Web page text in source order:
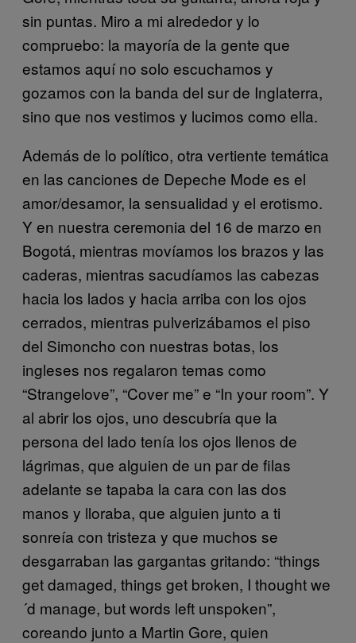
sin puntas. Miro a mi alrededor y lo
compruebo: la mayoría de la gente que
estamos aquí no solo escuchamos y
gozamos con la banda del sur de Inglaterra,
sino que nos vestimos y lucimos como ella.
Además de lo político, otra vertiente temática
en las canciones de Depeche Mode es el
amor/desamor, la sensualidad y el erotismo.
Y en nuestra ceremonia del 16 de marzo en
Bogotá, mientras movíamos los brazos y las
caderas, mientras sacudíamos las cabezas
hacia los lados y hacia arriba con los ojos
cerrados, mientras pulverizábamos el piso
del Simoncho con nuestras botas, los
ingleses nos regalaron temas como
“Strangelove”, “Cover me” e “In your room”. Y
al abrir los ojos, uno descubría que la
persona del lado tenía los ojos llenos de
lágrimas, que alguien de un par de filas
adelante se tapaba la cara con las dos
manos y lloraba, que alguien junto a ti
sonreía con tristeza y que muchos se
desgarraban las gargantas gritando: “things
get damaged, things get broken, I thought we
´d manage, but words left unspoken”,
coreando junto a Martin Gore, quien